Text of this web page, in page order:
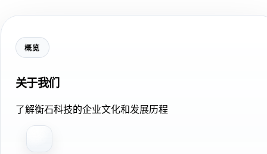
概览
关于我们
了解衡石科技的企业文化和发展历程